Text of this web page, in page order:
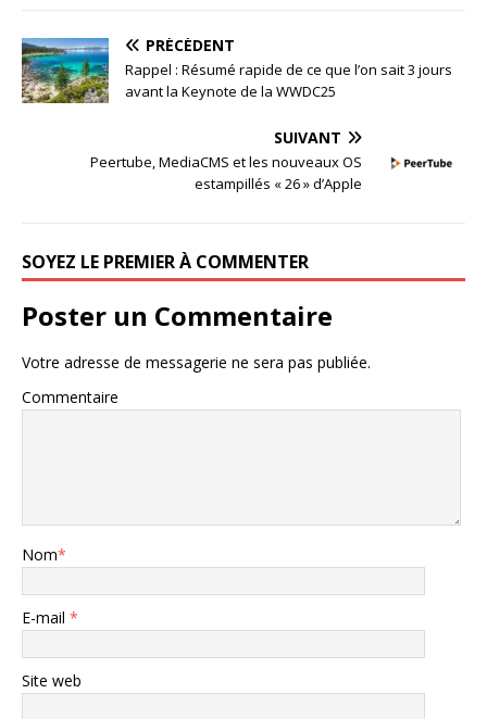
PRÉCÉDENT
Rappel : Résumé rapide de ce que l’on sait 3 jours
avant la Keynote de la WWDC25
SUIVANT
Peertube, MediaCMS et les nouveaux OS
estampillés « 26 » d’Apple
SOYEZ LE PREMIER À COMMENTER
Poster un Commentaire
Votre adresse de messagerie ne sera pas publiée.
Commentaire
Nom*
E-mail *
Site web